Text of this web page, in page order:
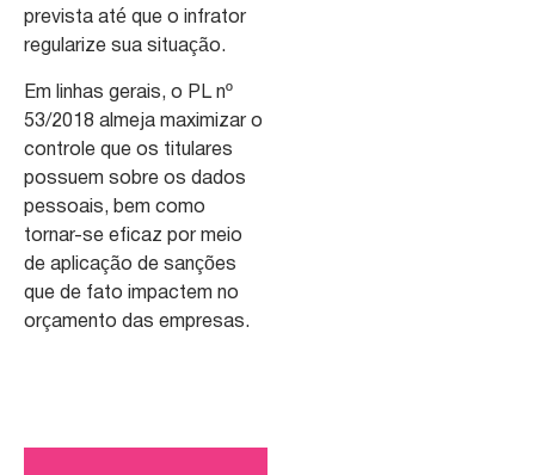
prevista até que o infrator
regularize sua situação.
Em linhas gerais, o PL nº
53/2018 almeja maximizar o
controle que os titulares
possuem sobre os dados
pessoais, bem como
tornar-se eficaz por meio
de aplicação de sanções
que de fato impactem no
orçamento das empresas.